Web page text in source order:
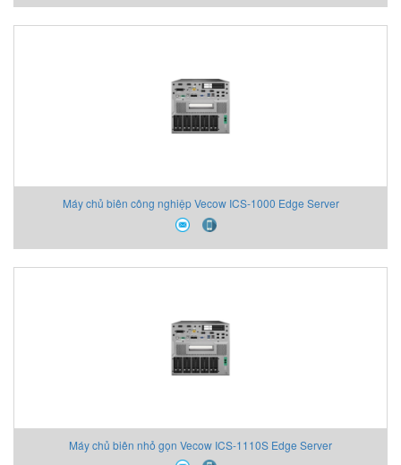
Máy chủ biên công nghiệp Vecow ICS-1000 Edge Server
Máy chủ biên nhỏ gọn Vecow ICS-1110S Edge Server